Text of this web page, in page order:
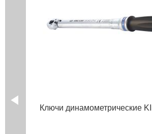
Ключи динамометрические